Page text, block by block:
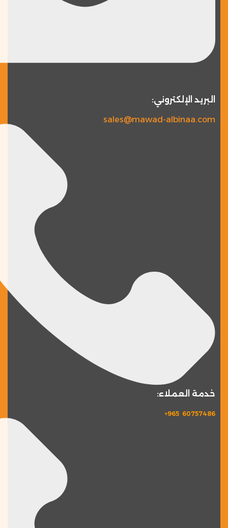
البريد الإلكتروني:
sales@mawad-albinaa.com
خدمة العملاء:
60757486 965+